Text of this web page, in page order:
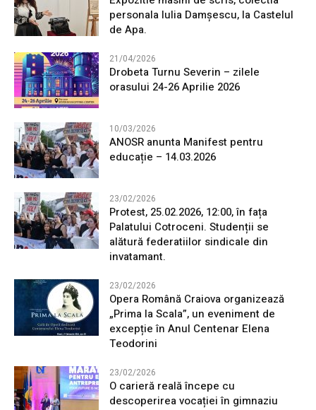
personala Iulia Damșescu, la Castelul
de Apa.
21/04/2026
Drobeta Turnu Severin – zilele
orasului 24-26 Aprilie 2026
10/03/2026
ANOSR anunta Manifest pentru
educație – 14.03.2026
23/02/2026
Protest, 25.02.2026, 12:00, în fața
Palatului Cotroceni. Studenții se
alătură federatiilor sindicale din
invatamant.
23/02/2026
Opera Română Craiova organizează
„Prima la Scala”, un eveniment de
excepție în Anul Centenar Elena
Teodorini
23/02/2026
O carieră reală începe cu
descoperirea vocației în gimnaziu